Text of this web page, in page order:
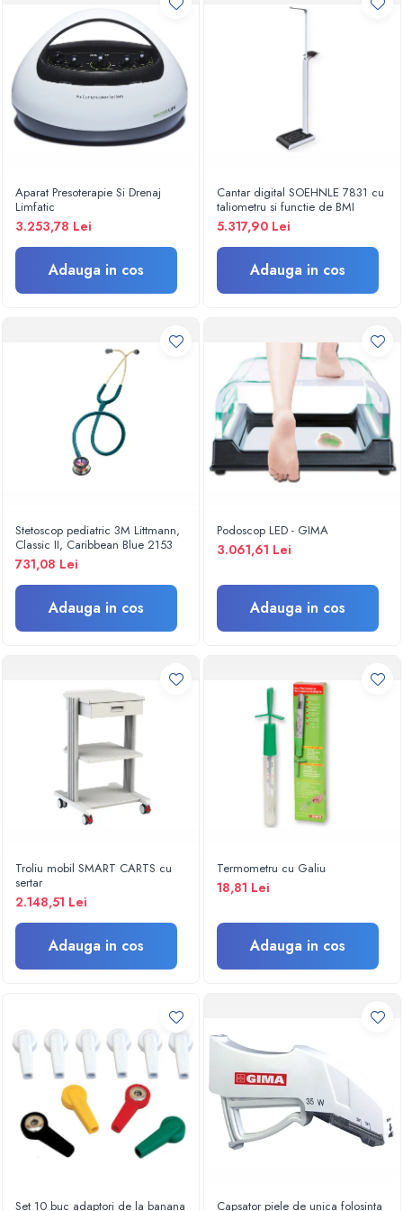
Criocautere
Consumabile medicale si Accesorii
cutii medicamente
Hartie
Accesorii pentru perfuzie
Filtre antibacteriene si antivirale
Garouri
Ochelari de protectie
Gel ECO
Cabluri EKG (10 fire)
Filtre antibacteriene
Alte dispozitive respiratorii
Clesti nazali
Investigare si diagnostic
Dermatoscoape
Audiometre
Diapazon
Set ORL/Oftalmo
Lampi examinare
Testare reflexe
Lampi cu infrarosu
Electroencefalografe
Stetoscoape
Tensiometre
Oftalmoscoape
Otoscoape
Ingrijirea sanatatii
Aparate masaj
Cantare
Glucometre
Ingrijire personala
Perne si paturi electrice
Aparat Presoterapie Si Drenaj
Limfatic
3.253,78 Lei
Adauga in cos
Cantar digital SOEHNLE 7831 cu
taliometru si functie de BMI
5.317,90 Lei
Adauga in cos
Stetoscop pediatric 3M Littmann,
Classic II, Caribbean Blue 2153
731,08 Lei
Adauga in cos
Podoscop LED - GIMA
3.061,61 Lei
Adauga in cos
Troliu mobil SMART CARTS cu
sertar
2.148,51 Lei
Adauga in cos
Termometru cu Galiu
18,81 Lei
Adauga in cos
Set 10 buc adaptori de la banana Capsator piele de unica folosinta